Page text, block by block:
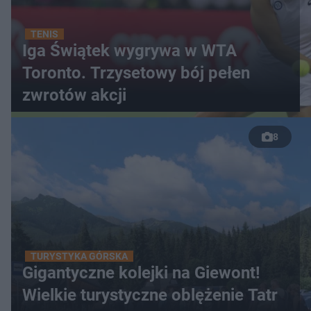
TENIS
Iga Świątek wygrywa w WTA
Toronto. Trzysetowy bój pełen
zwrotów akcji
8
TURYSTYKA GÓRSKA
Gigantyczne kolejki na Giewont!
Wielkie turystyczne oblężenie Tatr